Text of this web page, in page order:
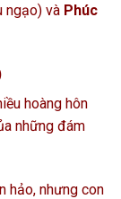
ngạo) và Phúc
hoàng hôn
những đám
hảo, nhưng con